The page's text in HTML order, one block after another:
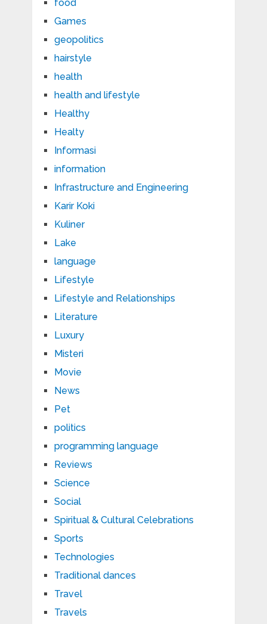
food
Games
geopolitics
hairstyle
health
health and lifestyle
Healthy
Healty
Informasi
information
Infrastructure and Engineering
Karir Koki
Kuliner
Lake
language
Lifestyle
Lifestyle and Relationships
Literature
Luxury
Misteri
Movie
News
Pet
politics
programming language
Reviews
Science
Social
Spiritual & Cultural Celebrations
Sports
Technologies
Traditional dances
Travel
Travels